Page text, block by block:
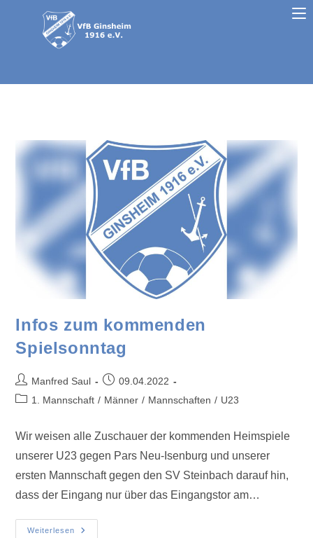
Infos zum kommenden
Spielsonntag
Manfred Saul
09.04.2022
1. Mannschaft / Männer / Mannschaften / U23
Wir weisen alle Zuschauer der kommenden Heimspiele
unserer U23 gegen Pars Neu-Isenburg und unserer
ersten Mannschaft gegen den SV Steinbach darauf hin,
dass der Eingang nur über das Eingangstor am…
Weiterlesen